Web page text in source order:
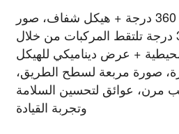
صورة بانورامية 360 درجة + هيكل شفاف، صور
بانورامية 360 درجة تلتقط المركبات من خلال
+ عرض ديناميكي للهيكل
صورة مربعة لسطح الطريق،
مرن، عوائق لتحسين السلامة
وتجربة القيادة